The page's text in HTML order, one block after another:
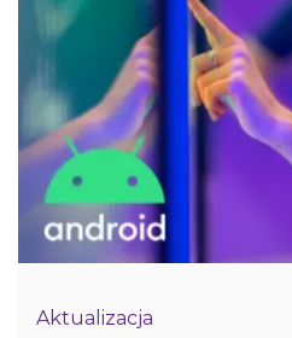
Aktualizacja